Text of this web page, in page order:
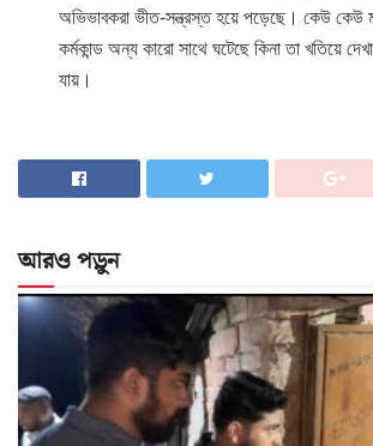
অভিভাবকরা ভীত-সন্ত্রস্ত হয়ে পড়েছে। কেউ কেউ
কর্মকান্ড অন্য কারো সাথে ঘটেছে কিনা তা খতিয়ে
যায়।
আরও পড়ুন